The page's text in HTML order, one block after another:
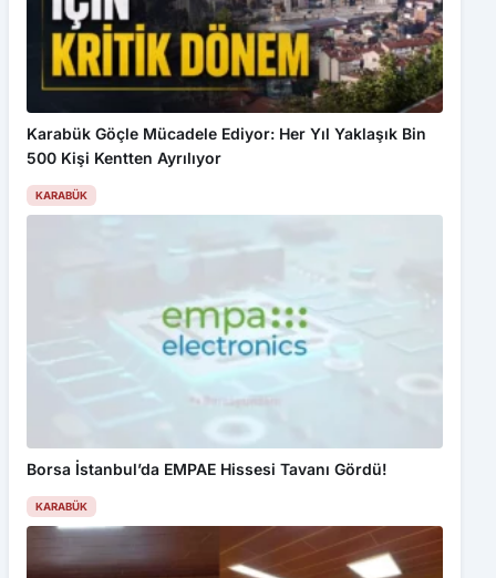
Karabük Göçle Mücadele Ediyor: Her Yıl Yaklaşık Bin
500 Kişi Kentten Ayrılıyor
KARABÜK
Borsa İstanbul’da EMPAE Hissesi Tavanı Gördü!
KARABÜK